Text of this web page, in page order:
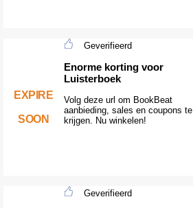
EXPIRE
SOON
Geverifieerd
Enorme korting voor
Luisterboek
Volg deze url om BookBeat
aanbieding, sales en coupons te
krijgen. Nu winkelen!
Geverifieerd